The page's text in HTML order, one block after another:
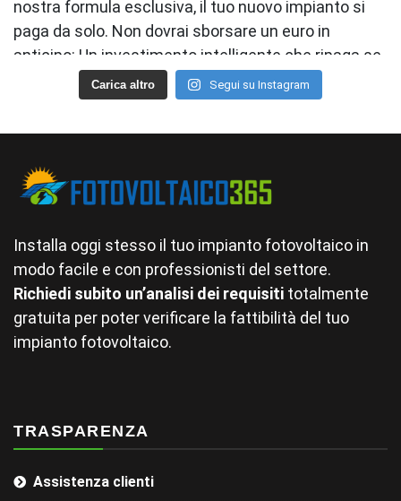
Carica altro Segui su Instagram
Installa oggi stesso il tuo impianto fotovoltaico in
modo facile e con professionisti del settore.
Richiedi subito un’analisi dei requisiti totalmente
gratuita per poter verificare la fattibilità del tuo
impianto fotovoltaico.
TRASPARENZA
Assistenza clienti